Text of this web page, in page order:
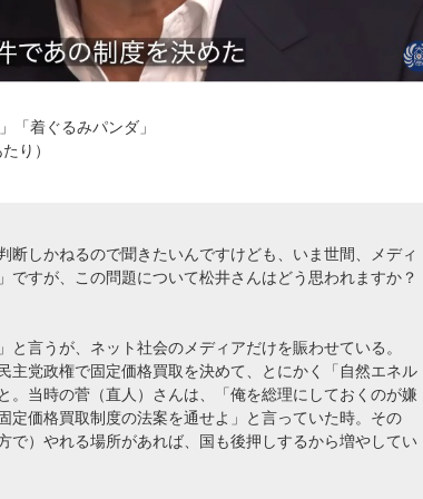
「着ぐるみパンダ」
り）
断しかねるので聞きたいんですけども、いま世間、メディ
ですが、この問題について松井さんはどう思われますか？
言うが、ネット社会のメディアだけを賑わせている。
主党政権で固定価格買取を決めて、とにかく「自然エネル
。当時の菅（直人）さんは、「俺を総理にしておくのが嫌
定価格買取制度の法案を通せよ」と言っていた時。その
で）やれる場所があれば、国も後押しするから増やしてい